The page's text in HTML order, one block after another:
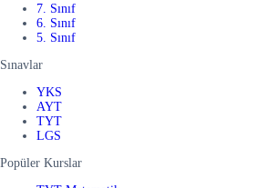
7. Sınıf
6. Sınıf
5. Sınıf
Sınavlar
YKS
AYT
TYT
LGS
Popüler Kurslar